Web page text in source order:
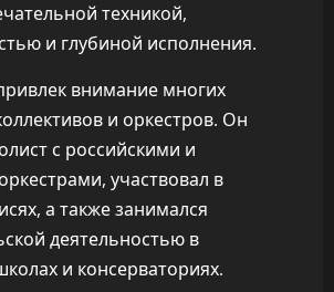
техникой,
и глубиной исполнения.
внимание многих
и оркестров. Он
с российскими и
участвовал в
а также занимался
деятельностью в
и консерваториях.